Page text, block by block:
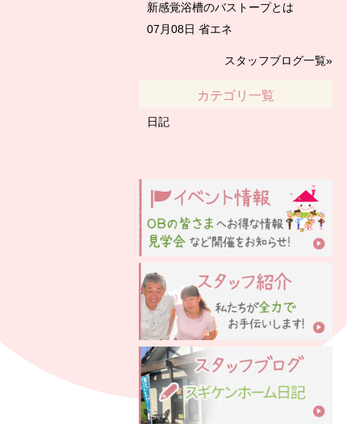
新感覚浴槽のバストープとは
07月08日 省エネ
スタッフブログ一覧»
カテゴリ一覧
日記